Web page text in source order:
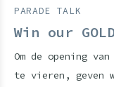
PARADE TALK
Win our
Om de opening
te vieren, geven